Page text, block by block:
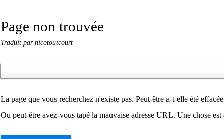
Page non trouvée
Traduit par nicotoutcourt
La page que vous recherchez n'existe pas. Peut-être a-t-elle été
Ou peut-être avez-vous tapé la mauvaise adresse URL. Une chose